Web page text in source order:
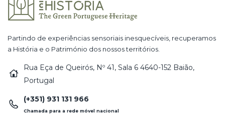
Partindo de experiências sensoriais inesquecíveis, recuperamos
a História e o Património dos nossos territórios.
Rua Eça de Queirós, Nº 41, Sala 6 4640-152 Baião,
Portugal
(+351) 931 131 966
Chamada para a rede móvel nacional